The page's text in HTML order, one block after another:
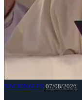
NACIONALES 07/08/2026